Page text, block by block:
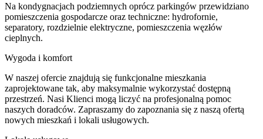
Na kondygnacjach podziemnych oprócz parkingów przewidziano
pomieszczenia gospodarcze oraz techniczne: hydrofornie,
separatory, rozdzielnie elektryczne, pomieszczenia węzłów
cieplnych.
Wygoda i komfort
W naszej ofercie znajdują się funkcjonalne mieszkania
zaprojektowane tak, aby maksymalnie wykorzystać dostępną
przestrzeń. Nasi Klienci mogą liczyć na profesjonalną pomoc
naszych doradców. Zapraszamy do zapoznania się z naszą ofertą
nowych mieszkań i lokali usługowych.